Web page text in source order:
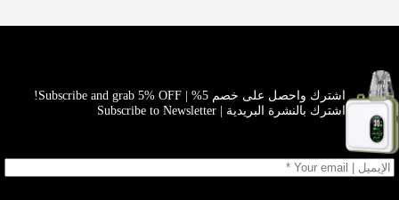
اشترك واحصل على خصم 5% | Subscribe and grab 5% OFF!
اشترك بالنشرة البريدية | Subscribe to Newsletter